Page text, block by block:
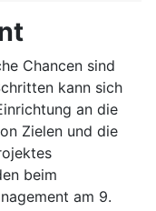
Chancen sind
kann sich
an die
Zielen und die
beim
am 9.